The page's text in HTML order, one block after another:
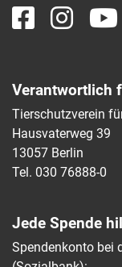
Verantwortlich
Tierschutzverein
Hausvaterweg 39
13057 Berlin
Tel. 030 76888-0
Jede Spende
Spendenkonto bei